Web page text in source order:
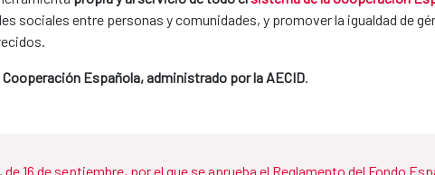
sociales entre personas y comunidades, y promover la igualdad de
Española, administrado por la AECID
16 de septiembre, por el que se aprueba el Reglamento del Fondo